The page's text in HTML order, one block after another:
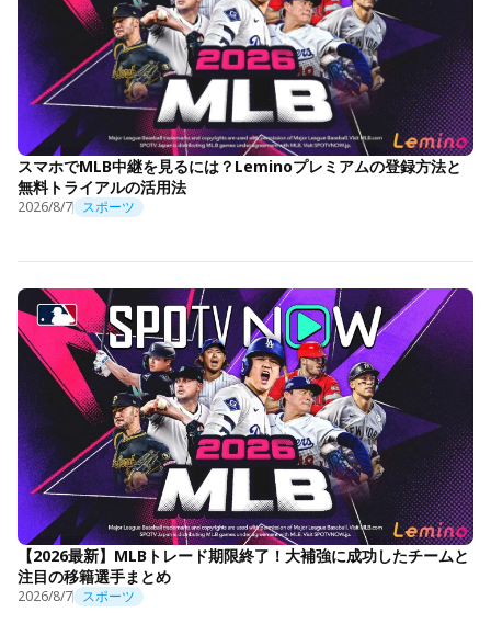
スマホでMLB中継を見るには？Leminoプレミアムの登録方法と
無料トライアルの活用法
2026/8/7 スポーツ
【2026最新】MLBトレード期限終了！大補強に成功したチームと
注目の移籍選手まとめ
2026/8/7 スポーツ